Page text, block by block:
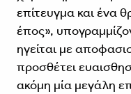
επίτευγμα και ένα
έπος»,
ηγείται με
προσθέτει
ακόμη μία μεγάλη